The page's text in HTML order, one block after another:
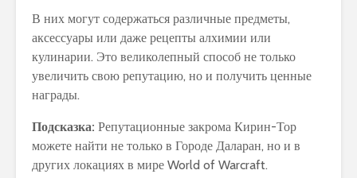
В них могут содержаться различные предметы,
аксессуары или даже рецепты алхимии или
кулинарии. Это великолепный способ не только
увеличить свою репутацию, но и получить ценные
награды.
Подсказка: Репутационные закрома Кирин-Тор
можете найти не только в Городе Даларан, но и в
других локациях в мире World of Warcraft.